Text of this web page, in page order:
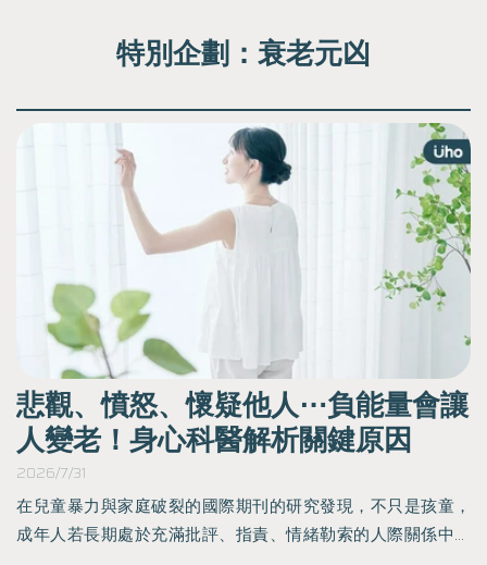
特別企劃： 衰老元凶
悲觀、憤怒、懷疑他人⋯負能量會讓
人變老！身心科醫解析關鍵原因
2026/7/31
在兒童暴力與家庭破裂的國際期刊的研究發現，不只是孩童，
成年人若長期處於充滿批評、指責、情緒勒索的人際關係中，